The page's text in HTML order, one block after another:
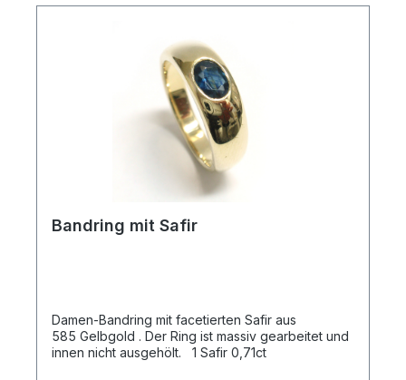
Bandring mit Safir
Damen-Bandring mit facetierten Safir aus
585 Gelbgold . Der Ring ist massiv gearbeitet und
innen nicht ausgehölt. 1 Safir 0,71ct